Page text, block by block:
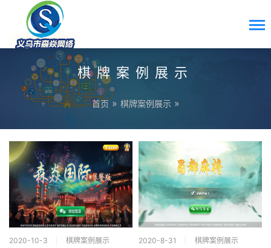
棋牌案例展示
首页 » 棋牌案例展示»
2020-10-3 棋牌案例展示 2020-8-31 棋牌案例展示